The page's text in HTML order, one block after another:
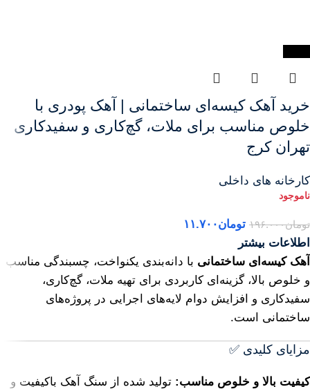
خرید آهک کیسه‌ای ساختمانی | آهک پودری با
خلوص مناسب برای ملات، گچ‌کاری و سفیدکاری
تهران کرج
کارخانه های داخلی
تومان۱۹۶.۰۰۰ تومان۱۱.۷۰۰
اطلاعات بیشتر
آهک کیسه‌ای ساختمانی با دانه‌بندی یکنواخت، چسبندگی مناسب
و خلوص بالا، گزینه‌ای کاربردی برای تهیه ملات، گچ‌کاری،
سفیدکاری و افزایش دوام لایه‌های اجرایی در پروژه‌های
ساختمانی است.
مزایای کلیدی ✅
کیفیت بالا و خلوص مناسب: تولید شده از سنگ آهک باکیفیت و